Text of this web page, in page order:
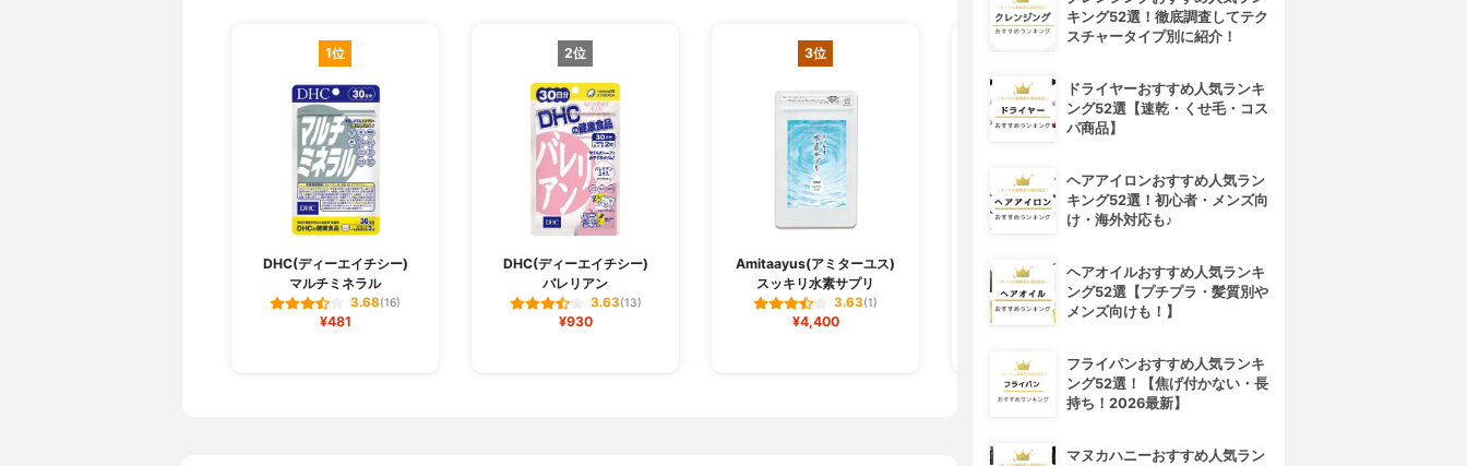
1位
DHC(ディーエイチシー)
マルチミネラル
3.68(16)
¥481
2位
DHC(ディーエイチシー)
バレリアン
3.63(13)
¥930
3位
Amitaayus(アミターユス)
スッキリ水素サプリ
3.63(1)
¥4,400
オーズインターナショナル
ヒマラヤモリンガ
3.62 (3)
¥500
ハトムギCRDエキス＋舞茸エキ
キング52選！徹底調査してテク
スチャータイプ別に紹介！
ドライヤーおすすめ人気ランキ
ング52選【速乾・くせ毛・コス
パ商品】
ヘアアイロンおすすめ人気ラン
キング52選！初心者・メンズ向
け・海外対応も♪
ヘアオイルおすすめ人気ランキ
ング52選【プチプラ・髪質別や
メンズ向けも！】
フライパンおすすめ人気ランキ
ング52選！【焦げ付かない・長
持ち！2026最新】
マヌカハニーおすすめ人気ラン